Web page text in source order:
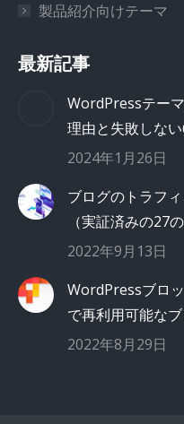
製品紹介向けテーマ
最新記事
WordPressテー
理由と失敗しな
2024年1月26日
ブログのトラフ
（実証済みの27
2022年9月13日
WordPressブロ
で再利用可能な
2022年8月29日